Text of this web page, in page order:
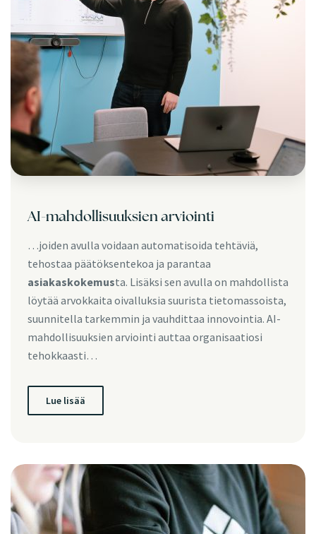
AI-mahdollisuuksien arviointi
…joiden avulla voidaan automatisoida tehtäviä,
tehostaa päätöksentekoa ja parantaa
asiakaskokemusta. Lisäksi sen avulla on mahdollista
löytää arvokkaita oivalluksia suurista tietomassoista,
suunnitella tarkemmin ja vauhdittaa innovointia. AI-
mahdollisuuksien arviointi auttaa organisaatiosi
tehokkaasti…
Lue lisää